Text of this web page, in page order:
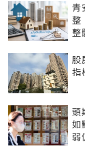
青
整
整
股
指
頭
如
弱